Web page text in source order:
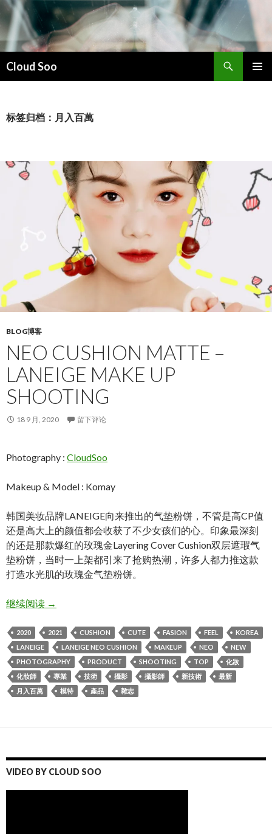
Cloud Soo
索
文
标签归档：月入百萬
BLOG博客
NEO CUSHION MATTE –
LANEIGE MAKE UP
SHOOTING
18 9 月, 2020 留下评论
Photography : CloudSoo
Makeup & Model : Komay
韩国美妆品牌LANEIGE向来推出的气垫粉饼，不管是高CP值
还是高大上的颜值都会收获了不少女孩们的心。印象最深刻
的还是那款爆红的玫瑰金Layering Cover Cushion双层遮瑕气
垫粉饼，当时一上架都引来了抢购热潮，许多人都力推这款
打造水光肌的玫瑰金气垫粉饼。
继续阅读Neo Cushion Matte – LANEIGE Make up shooting
→
2020 2021 CUSHION CUTE FASION FEEL
KOREA
LANEIGE
LANEIGE NEO CUSHION MAKEUP NEO
NEW
PHOTOGRAPHY
PRODUCT SHOOTING TOP
化妝
化妝師
專業 技術 攝影 攝影師 新技術
最新
月入百萬
模特 產品 雜志
VIDEO BY CLOUD SOO